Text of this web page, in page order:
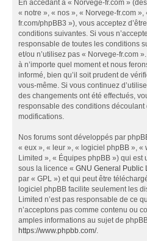
En accédant à « Norvege-fr.com »
« notre », « nos », « Norvege-fr.com »,
fr.com/phpBB3 »), vous acceptez
conditions suivantes. Si vous
responsable de toutes les conditions
et/ou n’utilisez pas « Norvege-fr.com
à n’importe quel moment et nous
informé, bien qu’il soit prudent de
vous-même. Si vous continuez
des changements ont été effectués,
responsable des conditions découlant
modifications.
Nos forums sont développés par
« eux », « leur », « logiciel phpBB », «
Limited », « Équipes phpBB ») qui est
sous la licence « GNU General Public
par « GPL ») et qui peut être
logiciel phpBB facilite seulement les
Limited n’est pas responsable de ce
n’acceptons pas comme contenu ou
amples informations au sujet de
https://www.phpbb.com/.